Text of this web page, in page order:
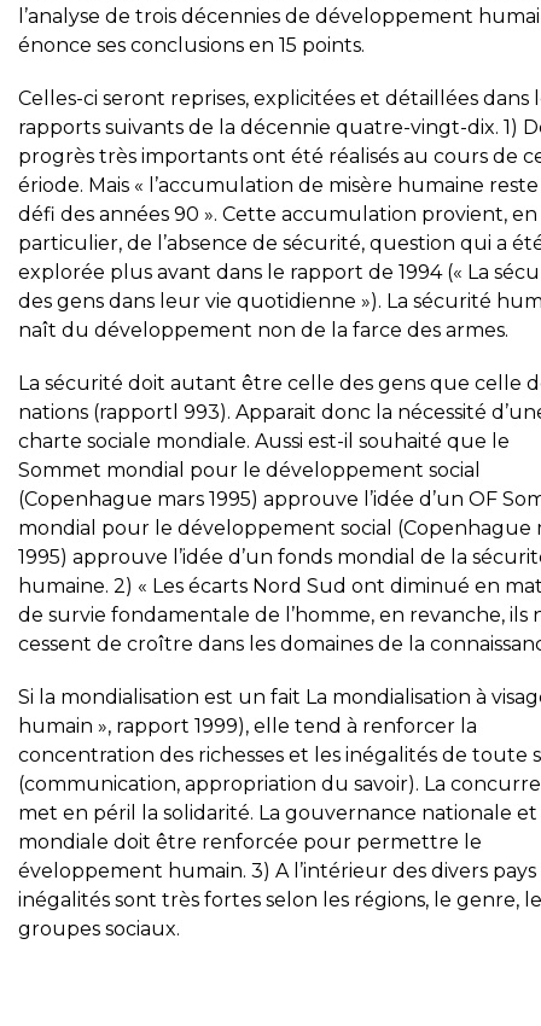
l’analyse de trois décennies de développement
énonce ses conclusions en 15 points.
Celles-ci seront reprises, explicitées et détaillées dans
rapports suivants de la décennie quatre-vingt-dix. 1)
progrès très importants ont été réalisés au cours de
ériode. Mais « l’accumulation de misère humaine
défi des années 90 ». Cette accumulation provient, en
particulier, de l’absence de sécurité, question qui a
explorée plus avant dans le rapport de 1994 (« La
des gens dans leur vie quotidienne »). La sécurité
naît du développement non de la farce des armes.
La sécurité doit autant être celle des gens que celle
nations (rapportl 993). Apparait donc la nécessité
charte sociale mondiale. Aussi est-il souhaité que le
Sommet mondial pour le développement social
(Copenhague mars 1995) approuve l’idée d’un OF
mondial pour le développement social (Copenhague
1995) approuve l’idée d’un fonds mondial de la
humaine. 2) « Les écarts Nord Sud ont diminué en
de survie fondamentale de l’homme, en revanche, ils
cessent de croître dans les domaines de la
Si la mondialisation est un fait La mondialisation à
humain », rapport 1999), elle tend à renforcer la
concentration des richesses et les inégalités de toute
(communication, appropriation du savoir). La
met en péril la solidarité. La gouvernance nationale et
mondiale doit être renforcée pour permettre le
éveloppement humain. 3) A l’intérieur des divers pays
inégalités sont très fortes selon les régions, le genre,
groupes sociaux.